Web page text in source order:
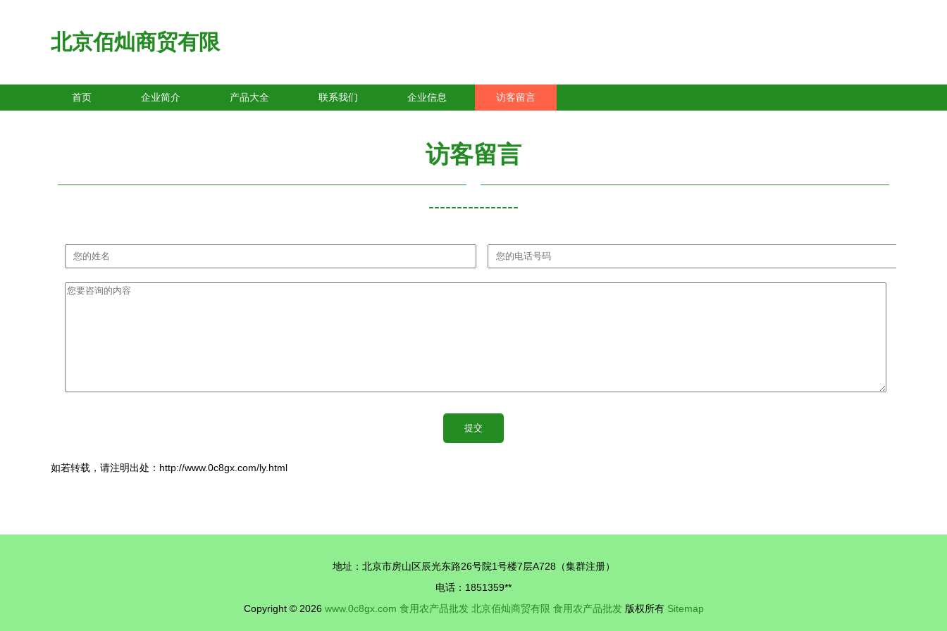
北京佰灿商贸有限
首页 企业简介 产品大全 联系我们 企业信息 访客留言
访客留言
----------------
如若转载，请注明出处：http://www.0c8gx.com/ly.html
地址：北京市房山区辰光东路26号院1号楼7层A728（集群注册）
电话：1851359**
Copyright © 2026 www.0c8gx.com 食用农产品批发 北京佰灿商贸有限 食用农产品批发版权所有 Sitemap